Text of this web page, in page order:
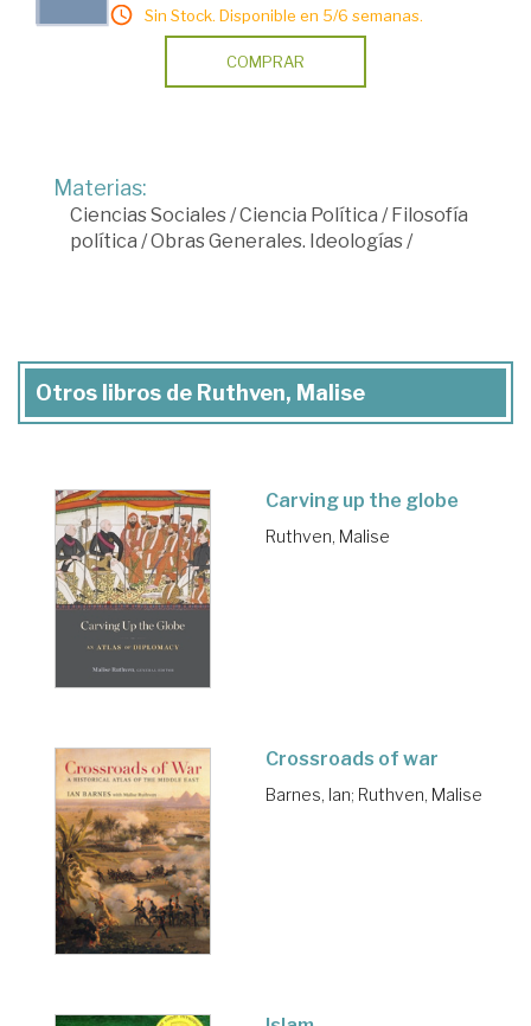
Sin Stock. Disponible en 5/6 semanas.
COMPRAR
Materias:
Ciencias Sociales/Ciencia Política /Filosofía
política /Obras Generales. Ideologías/
Otros libros de Ruthven, Malise
Carving up the globe
Ruthven, Malise
Crossroads of war
Barnes, Ian; Ruthven, Malise